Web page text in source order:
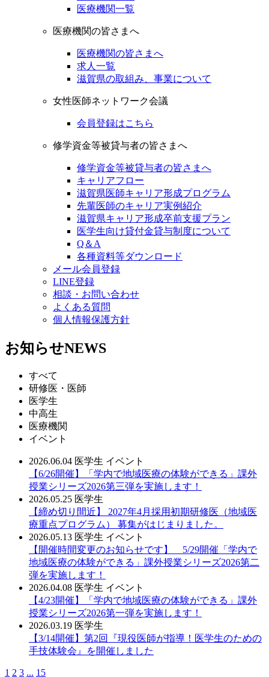
医療機関一覧
医療機関の皆さまへ
医療機関の皆さまへ
求人一覧
滋賀県の取組み、事業について
女性医師ネットワーク会議
会員登録はこちら
修学資金等被貸与者の皆さまへ
修学資金等被貸与者の皆さまへ
キャリアフロー
滋賀県医師キャリア形成プログラム
先輩医師のキャリア実例紹介
滋賀県キャリア形成卒前支援プラン
医学生向け貸付金貸与制度について
Q＆A
各種資料等ダウンロード
メール会員登録
LINE登録
相談・お問い合わせ
よくある質問
個人情報保護方針
お知らせNEWS
すべて
研修医・医師
医学生
中高生
医療機関
イベント
2026.06.04 医学生 イベント
【6/26開催】「学内で地域医療の体験ができる」課外
授業シリーズ2026第三弾を実施します！
2026.05.25 医学生
【締め切り間近】 2027年4月採用初期研修医（地域医
療重点プログラム） 募集がはじまりました。
2026.05.13 医学生 イベント
【開催時間変更のお知らせです】 5/29開催「学内で
地域医療の体験ができる」課外授業シリーズ2026第二
弾を実施します！
2026.04.08 医学生 イベント
【4/23開催】「学内で地域医療の体験ができる」課外
授業シリーズ2026第一弾を実施します！
2026.03.19 医学生
【3/14開催】第2回『現役医師が指導！医学生のための
手技体験会』を開催しました
1 2 3 ... 15